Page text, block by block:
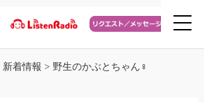
新着情報 > 野生のかぶとちゃん♀